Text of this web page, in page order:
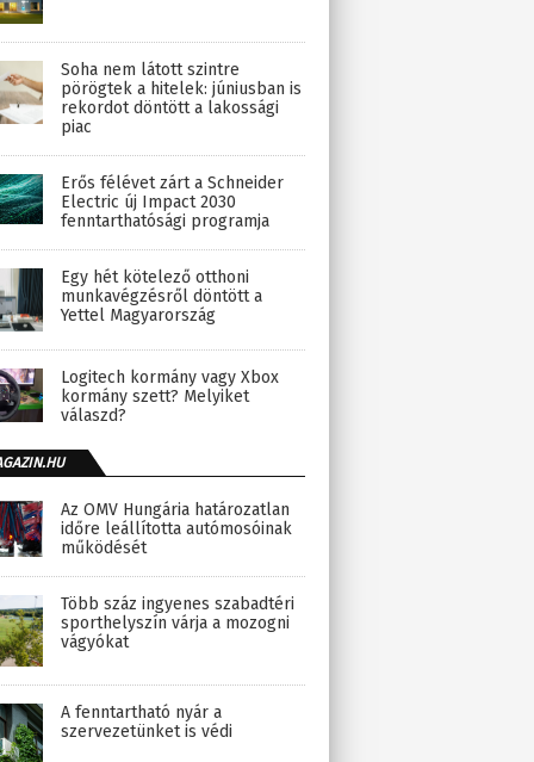
Soha nem látott szintre
pörögtek a hitelek: júniusban is
rekordot döntött a lakossági
piac
Erős félévet zárt a Schneider
Electric új Impact 2030
fenntarthatósági programja
Egy hét kötelező otthoni
munkavégzésről döntött a
Yettel Magyarország
Logitech kormány vagy Xbox
kormány szett? Melyiket
válaszd?
Az OMV Hungária határozatlan
időre leállította autómosóinak
működését
Több száz ingyenes szabadtéri
sporthelyszín várja a mozogni
vágyókat
A fenntartható nyár a
szervezetünket is védi